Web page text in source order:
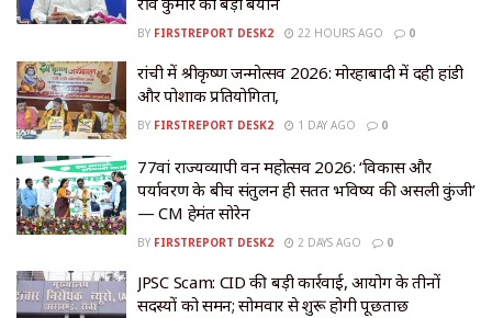
BY FIRSTREPORT DESK2 22 HOURS AGO 0
रांची में श्रीकृष्ण जन्मोत्सव 2026: मोरहाबादी में दही हांडी
और पोशाक प्रतियोगिता,
BY FIRSTREPORT DESK2 1 DAY AGO 0
77वां राज्यव्यापी वन महोत्सव 2026: ‘विकास और
पर्यावरण के बीच संतुलन ही सतत भविष्य की असली कुंजी’
— CM हेमंत सोरेन
BY FIRSTREPORT DESK2 2 DAYS AGO 0
JPSC Scam: CID की बड़ी कार्रवाई, आयोग के तीनों
सदस्यों को समन; सोमवार से शुरू होगी पूछताछ